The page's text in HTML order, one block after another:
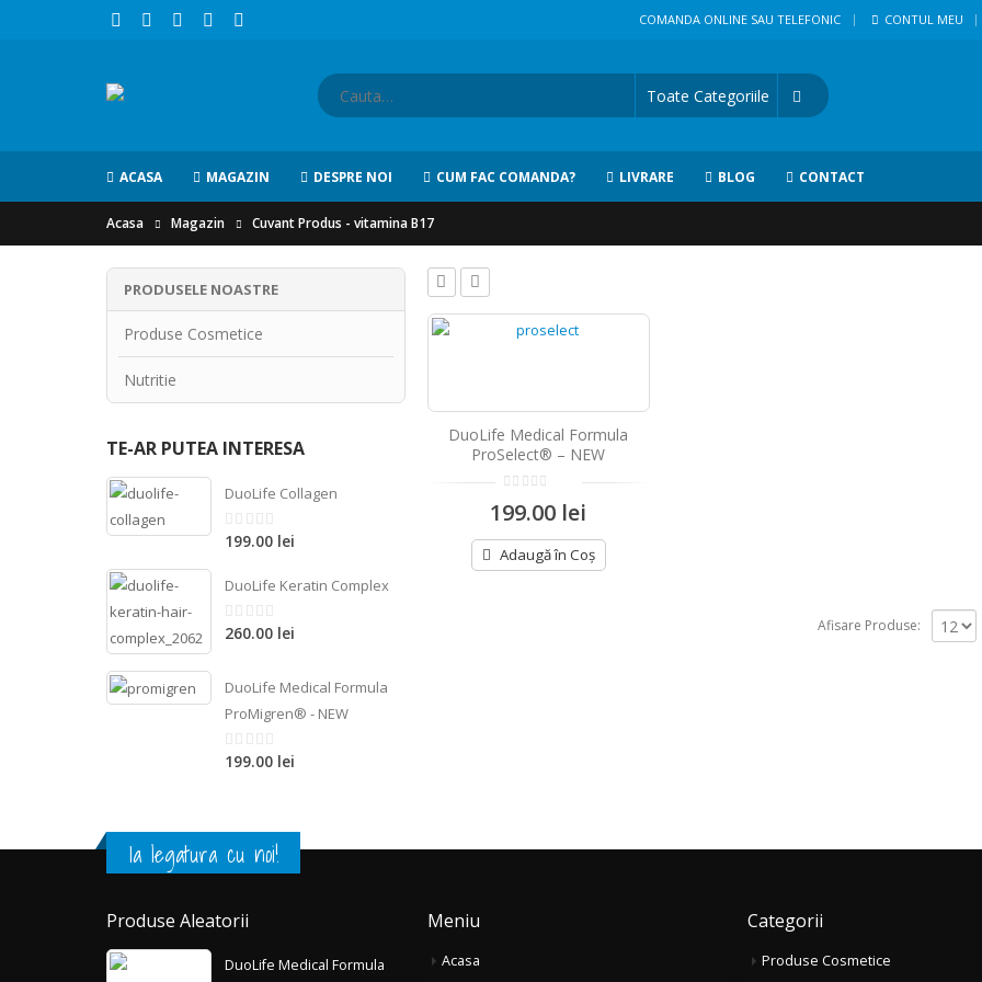
COMANDA ONLINE SAU TELEFONIC | CONTUL MEU
ACASA MAGAZIN DESPRE NOI CUM FAC COMANDA? LIVRARE BLOG CONTACT
Acasa Magazin Cuvant Produs - vitamina B17
DuoLife Medical Formula
ProSelect® – NEW
5
199.00 lei
Adaugă în Coș
Afisare Produse:
PRODUSELE NOASTRE
Produse Cosmetice
Nutritie
TE-AR PUTEA INTERESA
DuoLife Collagen
din
199.00 lei
DuoLife Keratin Complex
din
260.00 lei
DuoLife Medical Formula
ProMigren® - NEW
din
199.00 lei
Ia legatura cu noi!
Produse Aleatorii
DuoLife Medical Formula
Meniu
Acasa
Categorii
Produse Cosmetice